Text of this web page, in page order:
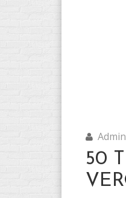
50